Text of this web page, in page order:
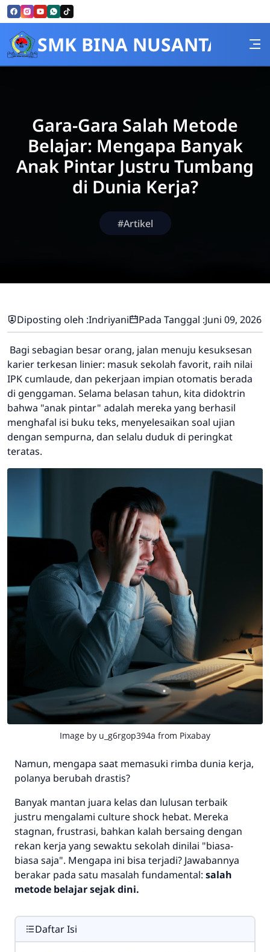
Skip to Content
SMK BINA NUSANTARA
Gara-Gara Salah Metode
Belajar: Mengapa Banyak
Anak Pintar Justru Tumbang
di Dunia Kerja?
#Artikel
Diposting oleh :Indriyani Pada Tanggal :Juni 09, 2026
Bagi sebagian besar orang, jalan menuju kesuksesan
karier terkesan linier: masuk sekolah favorit, raih nilai
IPK cumlaude, dan pekerjaan impian otomatis berada
di genggaman. Selama belasan tahun, kita didoktrin
bahwa "anak pintar" adalah mereka yang berhasil
menghafal isi buku teks, menyelesaikan soal ujian
dengan sempurna, dan selalu duduk di peringkat
teratas.
Image by u_g6rgop394a from Pixabay
Namun, mengapa saat memasuki rimba dunia kerja,
polanya berubah drastis?
Banyak mantan juara kelas dan lulusan terbaik
justru mengalami culture shock hebat. Mereka
stagnan, frustrasi, bahkan kalah bersaing dengan
rekan kerja yang sewaktu sekolah dinilai "biasa-
biasa saja". Mengapa ini bisa terjadi? Jawabannya
berakar pada satu masalah fundamental: salah
metode belajar sejak dini.
Daftar Isi